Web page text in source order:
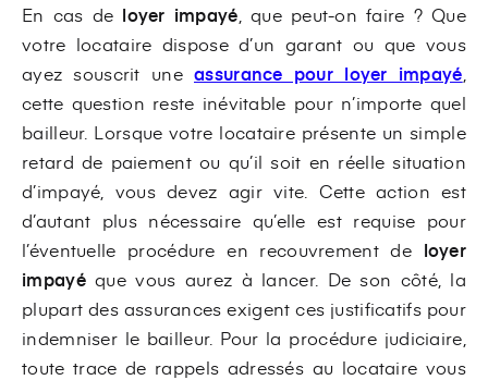
En cas de loyer impayé , que peut-on faire ? Que
votre locataire dispose d’un garant ou que vous
ayez souscrit une assurance pour loyer impayé
cette question reste inévitable pour n’importe quel
bailleur. Lorsque votre locataire présente un simple
retard de paiement ou qu’il soit en réelle situation
d’impayé, vous devez agir vite. Cette action est
d’autant plus nécessaire qu’elle est requise pour
l’éventuelle procédure en recouvrement de loyer
impayéque vous aurez à lancer. De son côté, la
plupart des assurances exigent ces justificatifs pour
indemniser le bailleur. Pour la procédure judiciaire,
toute trace de rappels adressés au locataire vous